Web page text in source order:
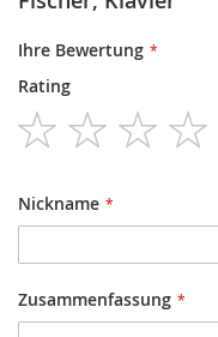
Ihre Bewertung
Rating
1
star
2
stars
3
stars
Nickname
Zusammenfassung